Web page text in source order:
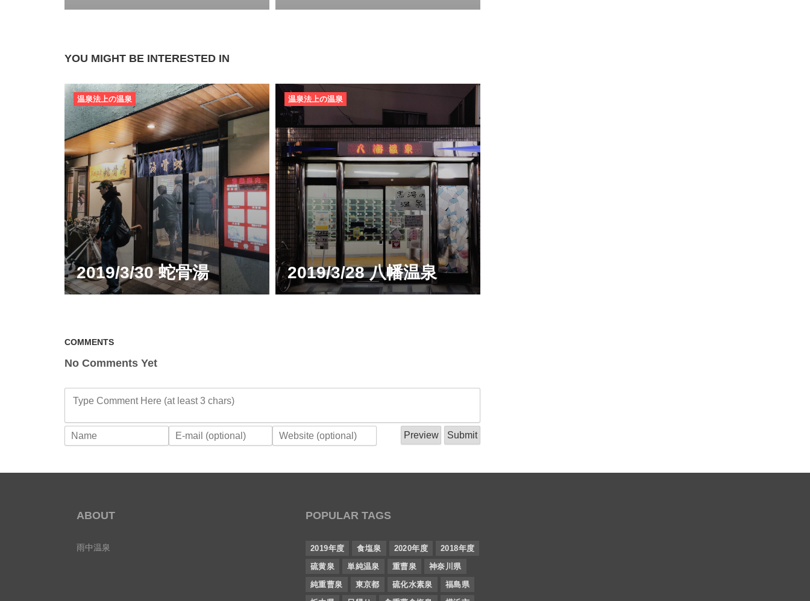
YOU MIGHT BE INTERESTED IN
2019/3/30 蛇骨湯
温泉法上の温泉
2019/3/28 八幡温泉
温泉法上の温泉
COMMENTS
No Comments Yet
Type Comment Here (at least 3 chars)
ABOUT
雨中温泉
POPULAR TAGS
2019年度 食塩泉 2020年度
2018年度
硫黄泉
単純温泉 重曹泉
神奈川県
純重曹泉
東京都 硫化水素泉
福島県